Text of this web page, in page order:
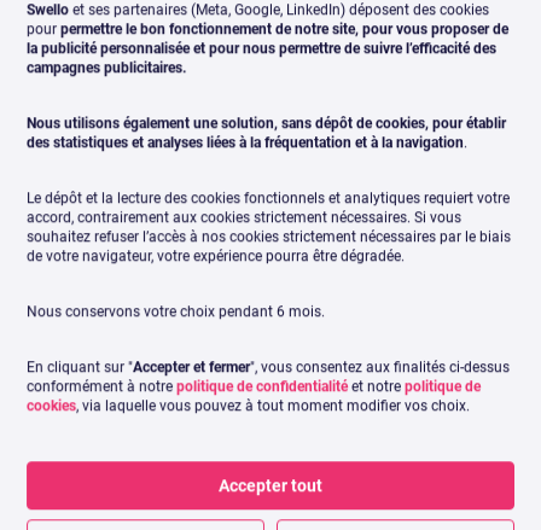
« Swello nous permet de gérer
efficacement nos réseaux sociaux.
une plateforme qui évolue sans
cesse. »
Super
Swello et ses partenaires (Meta, Google, LinkedIn) déposent des cookies
pour permettre le bon fonctionnement de notre site, pour vous proposer de
la publicité personnalisée et pour nous permettre de suivre l’efficacité des
campagnes publicitaires.
Nous utilisons également une solution, sans dépôt de cookies, pour établir
des statistiques et analyses liées à la fréquentation et à la navigation.
Le dépôt et la lecture des cookies fonctionnels et analytiques requiert votre
accord, contrairement aux cookies strictement nécessaires. Si vous
souhaitez refuser l’accès à nos cookies strictement nécessaires par le biais
de votre navigateur, votre expérience pourra être dégradée.
Nous conservons votre choix pendant 6 mois.
En cliquant sur "Accepter et fermer", vous consentez aux finalités ci-dessus
conformément à notre politique de confidentialitéet notre politique de
cookies, via laquelle vous pouvez à tout moment modifier vos choix.
Accepter tout